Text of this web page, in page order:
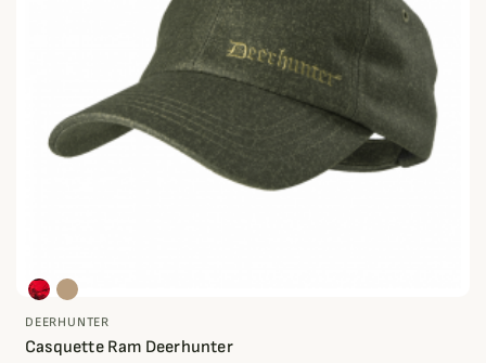
DEERHUNTER
Casquette Ram Deerhunter